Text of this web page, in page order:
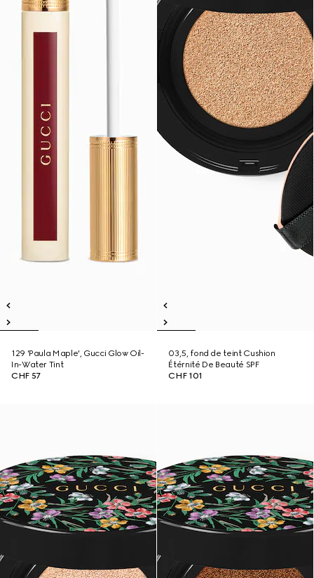
129 'Paula Maple', Gucci Glow Oil-
In-Water Tint
CHF 57
03,5, fond de teint Cushion
Étérnité De Beauté SPF
CHF 101